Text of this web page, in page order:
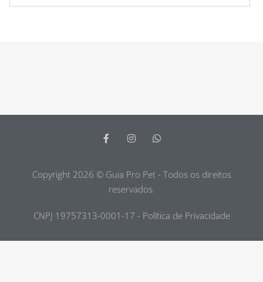
Copyright 2026 © Guia Pro Pet - Todos os direitos
reservados.
CNPJ 19757313-0001-17 - Política de Privacidade